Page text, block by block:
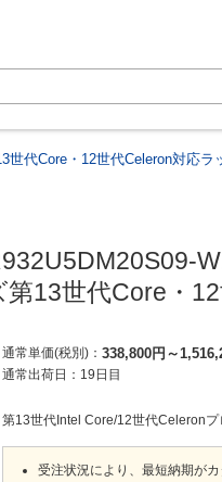
世代Core・12世代Celeron対応ラ
13世代Core・
通常単価(税別) 338,800円 ～
通常出荷日： 19日目
第13世代Intel Core/12世代Celeronプ
受注状況により、最短納期が